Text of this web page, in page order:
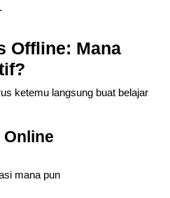
Offline: Mana
ketemu langsung buat belajar
mana pun